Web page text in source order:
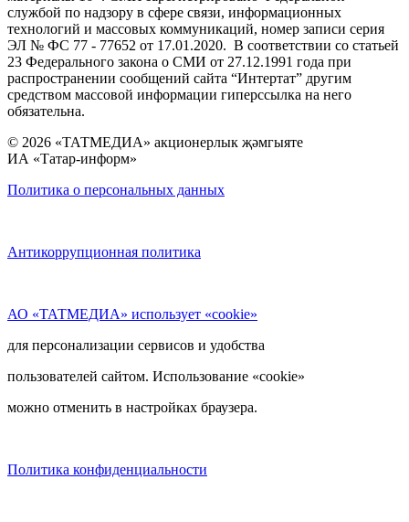
службой по надзору в сфере связи, информационных
технологий и массовых коммуникаций, номер записи серия
ЭЛ № ФС 77 - 77652 от 17.01.2020. В соответствии со статьей
23 Федерального закона о СМИ от 27.12.1991 года при
распространении сообщений сайта “Интертат” другим
средством массовой информации гиперссылка на него
обязательна.
© 2026 «ТАТМЕДИА» акционерлык җәмгыяте
ИА «Татар-информ»
Политика о персональных данных
Антикоррупционная политика
АО «ТАТМЕДИА» использует «cookie»
для персонализации сервисов и удобства
пользователей сайтом. Использование «cookie»
можно отменить в настройках браузера.
Политика конфиденциальности